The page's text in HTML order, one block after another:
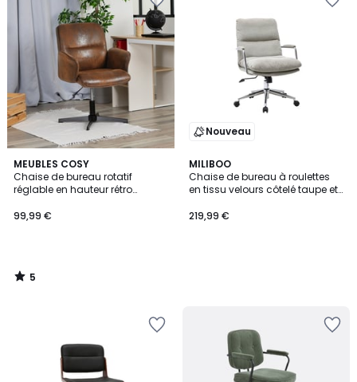
MEUBLES COSY
Chaise de bureau rotatif
réglable en hauteur rétro
99,99 €
5
/
5
5
/
Nouveau
MILIBOO
Chaise de bureau à roulettes
en tissu velours côtelé taupe et
219,99 €